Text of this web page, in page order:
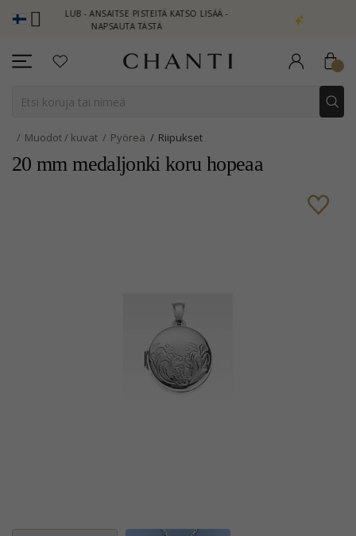
CLUB - ANSAITSE PISTEITÄ KATSO LISÄÄ -
NAPSAUTA TÄSTÄ
NEW COLLECTION |
Muodot / kuvat Pyöreä Riipukset
20 mm medaljonki koru hopeaa